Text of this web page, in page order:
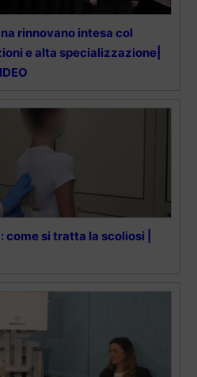
rinnovano intesa col
e alta specializzazione|
si tratta la scoliosi |